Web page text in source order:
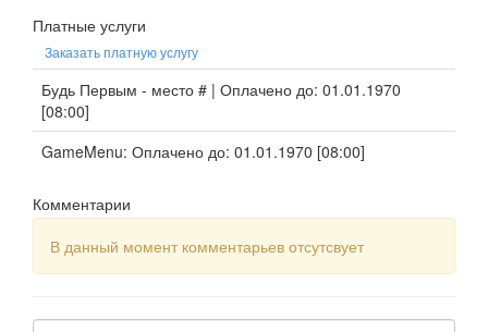
Платные услуги
Заказать платную услугу
Будь Первым - место # | Оплачено до: 01.01.1970
[08:00]
GameMenu: Оплачено до: 01.01.1970 [08:00]
Комментарии
В данный момент комментарьев отсутсвует